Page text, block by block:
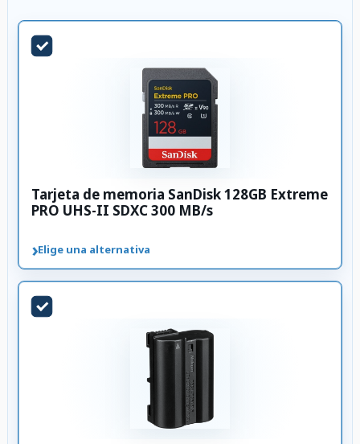
Tarjeta de memoria SanDisk 128GB Extreme
PRO UHS-II SDXC 300 MB/s
›Elige una alternativa